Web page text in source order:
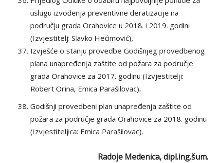
uslugu izvođenja preventivne deratizacije na
području grada Orahovice u 2018. i 2019. godini
(Izvjestitelj: Slavko Hećimović),
Izvješće o stanju provedbe Godišnjeg provedbenog
plana unapređenja zaštite od požara za područje
grada Orahovice za 2017. godinu (Izvjestitelji:
Robert Orina, Emica Parašilovac),
Godišnji provedbeni plan unapređenja zaštite od
požara za područje grada Orahovice za 2018. godinu
(Izvjestiteljica: Emica Parašilovac).
Radoje Medenica, dipl.ing.šum.